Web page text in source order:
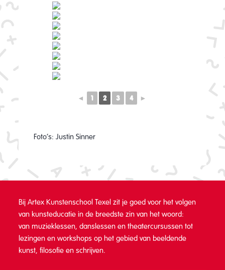
◄ 1 2 3 4 ►
Foto’s: Justin Sinner
Bij Artex Kunstenschool Texel zit je goed voor het volgen
van kunsteducatie in de breedste zin van het woord:
van muzieklessen, danslessen en theatercursussen tot
lezingen en workshops op het gebied van beeldende
kunst, filosofie en schrijven.